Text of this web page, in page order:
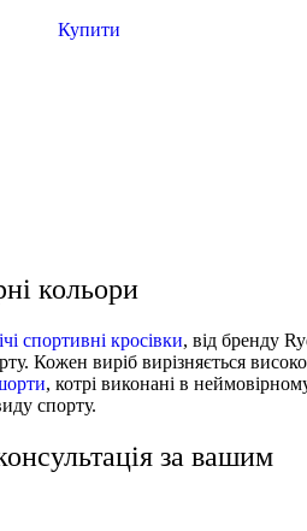
Купити
кольори
спортивні кросівки, від бренду
Кожен виріб вирізняється
, котрі виконані в
спорту.
за вашим